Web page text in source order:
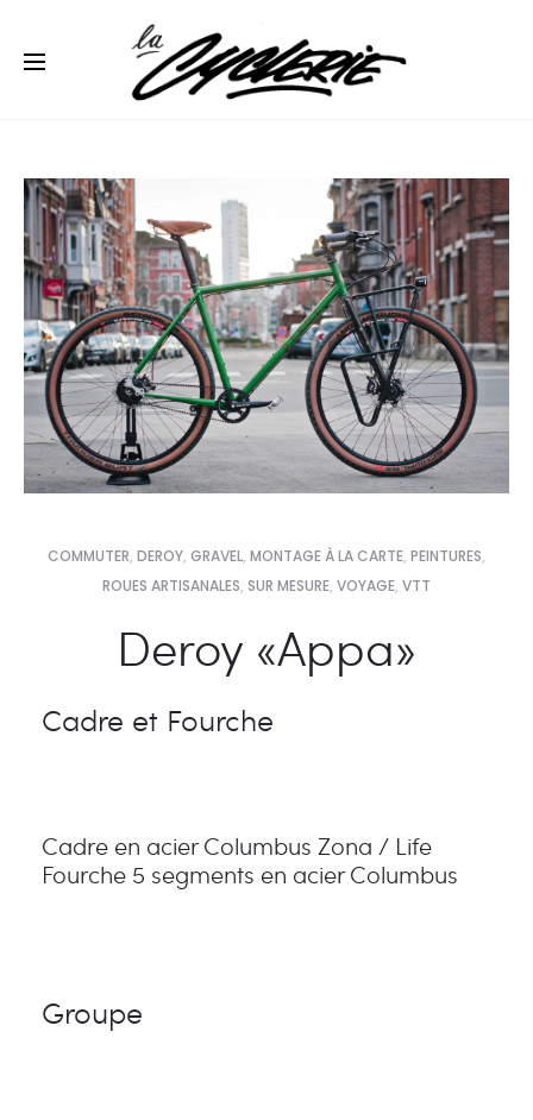
COMMUTER, DEROY, GRAVEL, MONTAGE À LA CARTE, PEINTURES,
ROUES ARTISANALES, SUR MESURE, VOYAGE, VTT
Deroy «Appa»
Cadre et Fourche
Cadre en acier Columbus Zona / Life
Fourche 5 segments en acier Columbus
Groupe